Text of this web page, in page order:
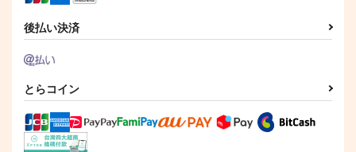
後払い決済
とらコイン